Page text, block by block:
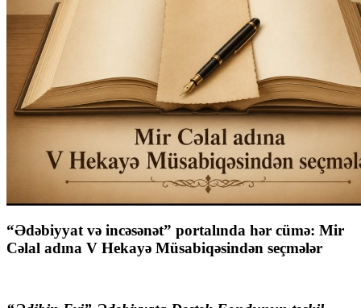
“Ədəbiyyat və incəsənət” portalında hər cümə: Mir
Cəlal adına V Hekayə Müsabiqəsindən seçmələr